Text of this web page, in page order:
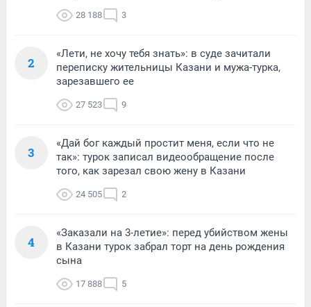
28 188 3
2
«Лети, не хочу тебя знать»: в суде зачитали
переписку жительницы Казани и мужа-турка,
зарезавшего ее
27 523 9
3
«Дай бог каждый простит меня, если что не
так»: турок записал видеообращение после
того, как зарезал свою жену в Казани
24 505 2
4
«Заказали на 3-летие»: перед убийством жены
в Казани турок забрал торт на день рождения
сына
17 888 5